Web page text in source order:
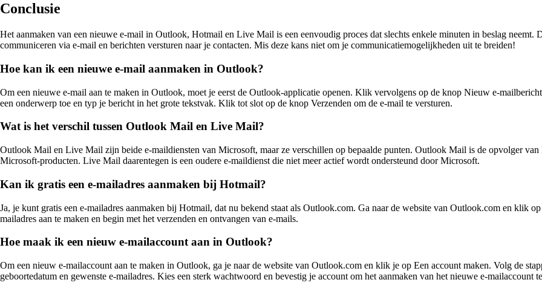
Conclusie
Het aanmaken van een nieuwe e-mail in Outlook, Hotmail en Live Mail is een eenvoudig proces dat slechts enkele minuten in beslag neemt.
communiceren via e-mail en berichten versturen naar je contacten. Mis deze kans niet om je communicatiemogelijkheden uit te breiden!
Hoe kan ik een nieuwe e-mail aanmaken in Outlook?
Om een nieuwe e-mail aan te maken in Outlook, moet je eerst de Outlook-applicatie openen. Klik vervolgens op de knop Nieuw e-
een onderwerp toe en typ je bericht in het grote tekstvak. Klik tot slot op de knop Verzenden om de e-mail te versturen.
Wat is het verschil tussen Outlook Mail en Live Mail?
Outlook Mail en Live Mail zijn beide e-maildiensten van Microsoft, maar ze verschillen op bepaalde punten. Outlook Mail is de opvolger van
Microsoft-producten. Live Mail daarentegen is een oudere e-maildienst die niet meer actief wordt ondersteund door Microsoft.
Kan ik gratis een e-mailadres aanmaken bij Hotmail?
Ja, je kunt gratis een e-mailadres aanmaken bij Hotmail, dat nu bekend staat als Outlook.com. Ga naar de website van Outlook.com en klik
mailadres aan te maken en begin met het verzenden en ontvangen van e-mails.
Hoe maak ik een nieuw e-mailaccount aan in Outlook?
Om een nieuw e-mailaccount aan te maken in Outlook, ga je naar de website van Outlook.com en klik je op Een account maken. Volg de
geboortedatum en gewenste e-mailadres. Kies een sterk wachtwoord en bevestig je account om het aanmaken van het nieuwe e-mailaccount